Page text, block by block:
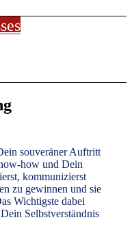
souveräner Auftritt
how und Dein
kommunizierst
zu gewinnen und sie
Wichtigste dabei
Selbstverständnis